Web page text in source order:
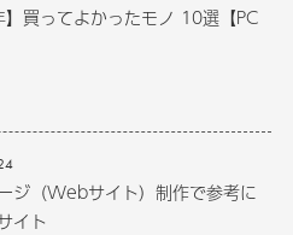
】買ってよかったモノ 10選【PC
ジ（Webサイト）制作で参考に
イト